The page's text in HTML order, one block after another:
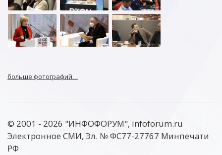
больше фотографий…
© 2001 - 2026 "ИНФОФОРУМ", infoforum.ru
Электронное СМИ, Эл. № ФС77-27767 Минпечати
РФ